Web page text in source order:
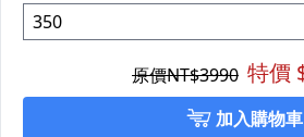
原價NT$3990 特價
加入購物車